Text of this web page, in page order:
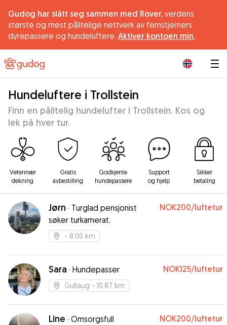
Gudog har slått seg sammen med Rover, verdens
største og mest pålitelige nettverk av femstjerners
dyrepassere og hundeluftere. Aktiver kontoen min.
Hundeluftere i Trollstein
Finn en pålitelig hundelufter i Trollstein. Kos og
lek på hver tur.
Veterinær
dekning
Gratis
avbestilling
Godkjente
hundepassere
Support
og hjelp
Sikker
betaling
Jørn · Turglad pensjonist
søker turkamerat.
NOK200/luftetur
- 8.00 km
Sara · Hundepasser NOK125/luftetur
Gullaug - 10.87 km
Line · Omsorgsfull
NOK200/luftetur